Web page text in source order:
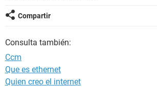
Compartir
Consulta también:
Ccm
Que es ethernet
Quien creo el internet